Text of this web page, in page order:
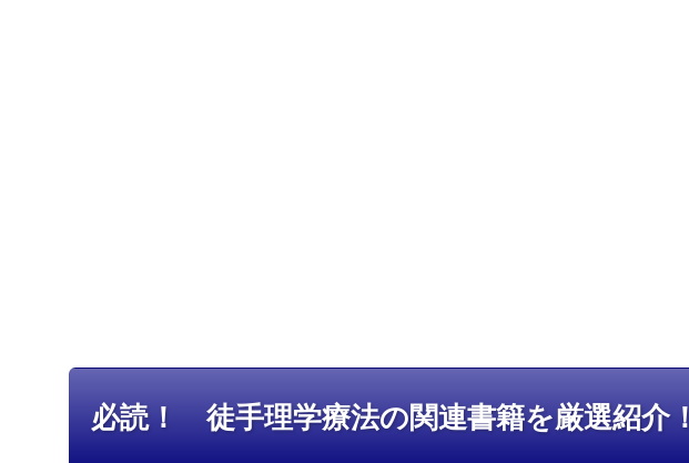
必読！ 徒手理学療法の関連書籍を厳選紹介！